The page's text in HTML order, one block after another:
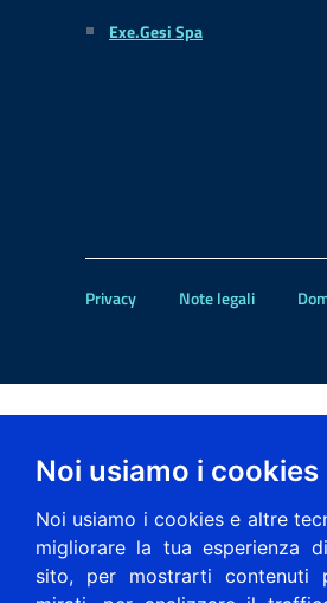
Noi usiamo i cookies
Noi usiamo i cookies e altre
migliorare la tua esperienza
sito, per mostrarti contenuti
Exe.Gesi Spa
Privacy Note legali